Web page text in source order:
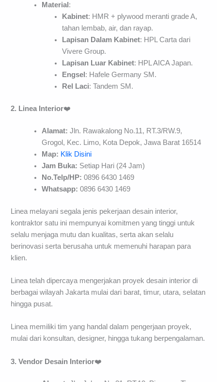
Material :
Kabinet: HMR + plywood meranti grade A,
tahan lembab, air, dan rayap.
Lapisan Dalam Kabinet: HPL Carta dari
Vivere Group.
Lapisan Luar Kabinet: HPL AICA Japan.
Engsel : Hafele Germany SM.
Rel Laci: Tandem SM.
2. Linea Interior❤️
Alamat: Jln. Rawakalong No.11, RT.3/RW.9,
Grogol, Kec. Limo, Kota Depok, Jawa Barat 16514
Map: Klik Disini
Jam Buka: Setiap Hari (24 Jam)
No.Telp/HP: 0896 6430 1469
Whatsapp:0896 6430 1469
Linea melayani segala jenis pekerjaan desain interior,
kontraktor satu ini mempunyai komitmen yang tinggi untuk
selalu menjaga mutu dan kualitas, serta akan selalu
berinovasi serta berusaha untuk memenuhi harapan para
klien.
Linea telah dipercaya mengerjakan proyek desain interior di
berbagai wilayah Jakarta mulai dari barat, timur, utara, selatan
hingga pusat.
Linea memiliki tim yang handal dalam pengerjaan proyek,
mulai dari konsultan, designer, hingga tukang berpengalaman.
3. Vendor Desain Interior❤️